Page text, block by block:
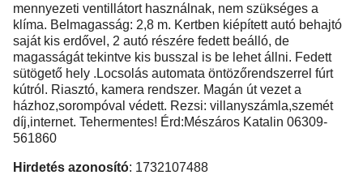
mennyezeti ventillátort használnak, nem szükséges a
klíma. Belmagasság: 2,8 m. Kertben kiépített autó behajtó
saját kis erdővel, 2 autó részére fedett beálló, de
magasságát tekintve kis busszal is be lehet állni. Fedett
sütögető hely .Locsolás automata öntözőrendszerrel fúrt
kútról. Riasztó, kamera rendszer. Magán út vezet a
házhoz,sorompóval védett. Rezsi: villanyszámla,szemét
díj,internet. Tehermentes! Érd:Mészáros Katalin 06309-
561860
Hirdetés azonosító: 1732107488